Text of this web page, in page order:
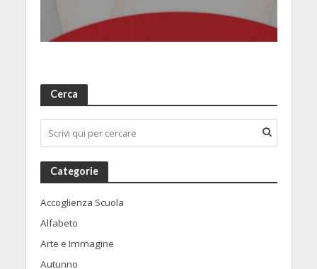
Cerca
Categorie
Accoglienza Scuola
Alfabeto
Arte e Immagine
Autunno